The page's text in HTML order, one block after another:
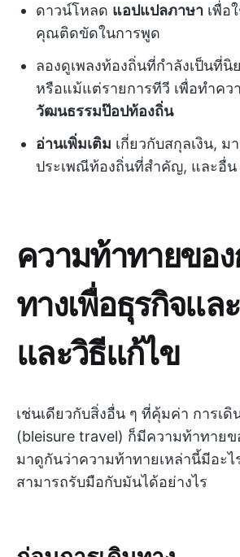
ดาวน์โหลด แอปแปลภาษา เพื่อ
คุณติดขัดในการพูด
ลองดูเพลงท้องถิ่นที่กำลังเป็นที่
หรือแม้แต่รายการทีวี เพื่อทำคว
วัฒนธรรมป๊อปท้องถิ่น
อ่านเพิ่มเติม เกี่ยวกับสกุลเงิน, ม
ประเพณีท้องถิ่นที่สำคัญ, และอื่น
ความท้าทายของ
ทางเพื่อธุรกิจแล
และวิธีแก้ไข
เช่นเดียวกับสิ่งอื่น ๆ ที่คุ้มค่า การเดิ
(bleisure travel) ก็มีความท้าทายข
มาดูกันว่าความท้าทายเหล่านี้มีอะ
สามารถรับมือกับมันได้อย่างไร